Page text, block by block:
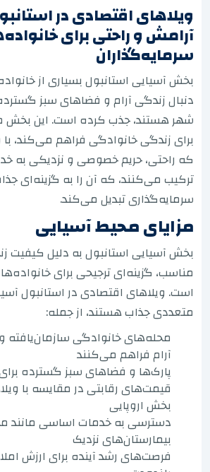
ویلاهای اقتصادی در
آرامش و راحتی برای
سرمایه‌گذاران
بخش آسیایی استانبول بسیاری از
دنبال زندگی آرام و فضاهای سبز
شهر هستند، جذب کرده است. این بخش
برای زندگی خانوادگی فراهم می‌کند،
که راحتی، حریم خصوصی و نزدیکی به
ترکیب می‌کنند، که آن را به گزینه‌ای
سرمایه‌گذاری تبدیل می‌کند.
مزایای محیط آسیایی
بخش آسیایی استانبول به دلیل کیفیت
مناسب، گزینه‌ای ترجیحی برای
است. ویلاهای اقتصادی در استانبول
متعددی جذاب هستند، از جمله:
محله‌های خانوادگی
آرام فراهم می‌کنند
پارک‌ها و فضاهای سبز گسترده
قیمت‌های رقابتی در مقایسه با
بخش اروپایی
دسترسی به خدمات اساسی مانند
بیمارستان‌های نزدیک
فرصت‌های رشد آینده برای ارزش